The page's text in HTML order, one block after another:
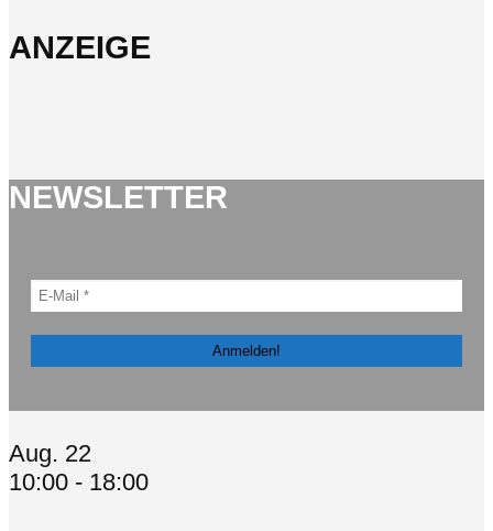
ANZEIGE
NEWSLETTER
Aug. 22
10:00 - 18:00